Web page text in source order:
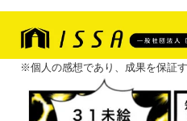
※個人の感想であり、成果を保証